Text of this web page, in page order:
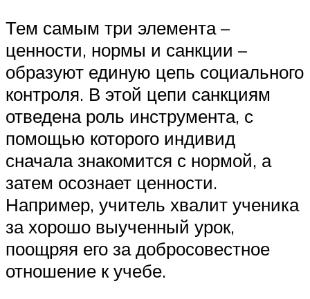
Тем самым три элемента –
ценности, нормы и санкции –
образуют единую цепь социального
контроля. В этой цепи санкциям
отведена роль инструмента, с
помощью которого индивид
сначала знакомится с нормой, а
затем осознает ценности.
Например, учитель хвалит ученика
за хорошо выученный урок,
поощряя его за добросовестное
отношение к учебе.